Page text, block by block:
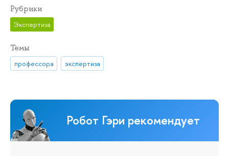
Рубрики
Экспертиза
Темы
профессора экспертиза
Робот Гэри рекомендует